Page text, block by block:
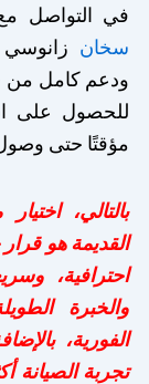
في التواصل
سخان زانوسي
ودعم كامل من
للحصول على
مؤقتًا حتى
بالتالي،
القديمة هو
احترافية،
والخبرة
الفورية،
تجربة الصيانة